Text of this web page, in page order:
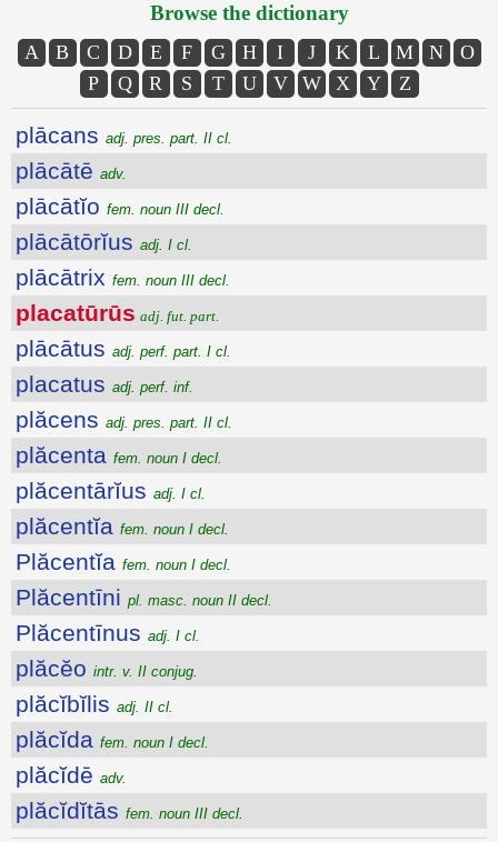
Browse the dictionary
A B C D E F G H I J K L M N
O
P
Q R S T U V W X Y Z
plācans adj. pres. part. II cl.
plācātē adv.
plācātĭo fem. noun III decl.
plācātōrĭus adj. I cl.
plācātrix fem. noun III decl.
placatūrūs adj. fut. part.
plācātus adj. perf. part. I cl.
placatus adj. perf. inf.
plăcens adj. pres. part. II cl.
plăcenta fem. noun I decl.
plăcentārĭus adj. I cl.
plăcentĭa fem. noun I decl.
Plăcentĭa fem. noun I decl.
Plăcentīni pl. masc. noun II decl.
Plăcentīnus adj. I cl.
plăcĕo intr. v. II conjug.
plăcĭbĭlis adj. II cl.
plăcĭda fem. noun I decl.
plăcĭdē adv.
plăcĭdĭtās fem. noun III decl.